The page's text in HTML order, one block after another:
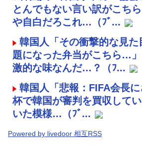
とんでもない言い訳がこち
や自白だろこれ…（ﾌﾞ...
韓国人「その衝撃的な見た
題になった弁当がこちら…
激的な味なんだ…？（ﾌ...
韓国人「悲報：FIFA会長
杯で韓国が審判を買収して
いた模様…（ﾌﾞ...
Powered by livedoor 相互RSS